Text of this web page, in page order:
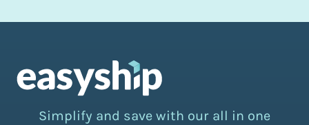
Simplify and save with our all in one